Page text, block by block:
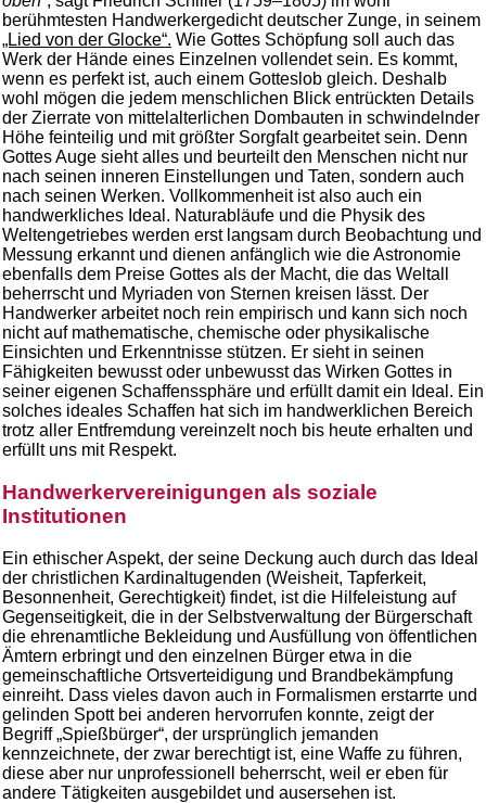
berühmtesten Handwerkergedicht deutscher Zunge, in seinem
„Lied von der Glocke“. Wie Gottes Schöpfung soll auch das
Werk der Hände eines Einzelnen vollendet sein. Es kommt,
wenn es perfekt ist, auch einem Gotteslob gleich. Deshalb
wohl mögen die jedem menschlichen Blick entrückten Details
der Zierrate von mittelalterlichen Dombauten in schwindelnder
Höhe feinteilig und mit größter Sorgfalt gearbeitet sein. Denn
Gottes Auge sieht alles und beurteilt den Menschen nicht nur
nach seinen inneren Einstellungen und Taten, sondern auch
nach seinen Werken. Vollkommenheit ist also auch ein
handwerkliches Ideal. Naturabläufe und die Physik des
Weltengetriebes werden erst langsam durch Beobachtung und
Messung erkannt und dienen anfänglich wie die Astronomie
ebenfalls dem Preise Gottes als der Macht, die das Weltall
beherrscht und Myriaden von Sternen kreisen lässt. Der
Handwerker arbeitet noch rein empirisch und kann sich noch
nicht auf mathematische, chemische oder physikalische
Einsichten und Erkenntnisse stützen. Er sieht in seinen
Fähigkeiten bewusst oder unbewusst das Wirken Gottes in
seiner eigenen Schaffenssphäre und erfüllt damit ein Ideal. Ein
solches ideales Schaffen hat sich im handwerklichen Bereich
trotz aller Entfremdung vereinzelt noch bis heute erhalten und
erfüllt uns mit Respekt.
Handwerkervereinigungen als soziale
Institutionen
Ein ethischer Aspekt, der seine Deckung auch durch das Ideal
der christlichen Kardinaltugenden (Weisheit, Tapferkeit,
Besonnenheit, Gerechtigkeit) findet, ist die Hilfeleistung auf
Gegenseitigkeit, die in der Selbstverwaltung der Bürgerschaft
die ehrenamtliche Bekleidung und Ausfüllung von öffentlichen
Ämtern erbringt und den einzelnen Bürger etwa in die
gemeinschaftliche Ortsverteidigung und Brandbekämpfung
einreiht. Dass vieles davon auch in Formalismen erstarrte und
gelinden Spott bei anderen hervorrufen konnte, zeigt der
Begriff „Spießbürger“, der ursprünglich jemanden
kennzeichnete, der zwar berechtigt ist, eine Waffe zu führen,
diese aber nur unprofessionell beherrscht, weil er eben für
andere Tätigkeiten ausgebildet und ausersehen ist.